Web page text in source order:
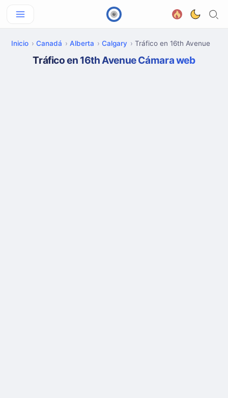
Inicio Canadá Alberta Calgary Tráfico en 16th Avenue
Tráfico en 16th Avenue Cámara web